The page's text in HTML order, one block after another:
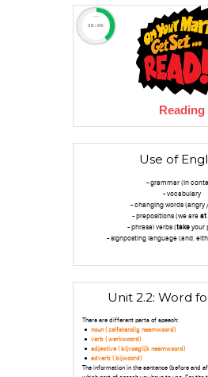
Reading
timer
20:00
Use of
- grammar (in
- vocabulary
- changing words (angry
- prepositions (we areat
- phrasal verbs (takeyour
- signposting language (and,
Unit 2.2: Word
There are different parts of speech:
noun ( zelfstandig naamwoord)
verb ( werkwoord)
adjective ( bijvoeglijk naamwoord)
adverb ( bijwoord)
The information in the sentence (before and